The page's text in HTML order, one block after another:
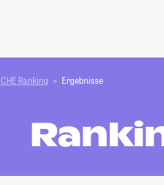
CHE Ranking Ergebnisse